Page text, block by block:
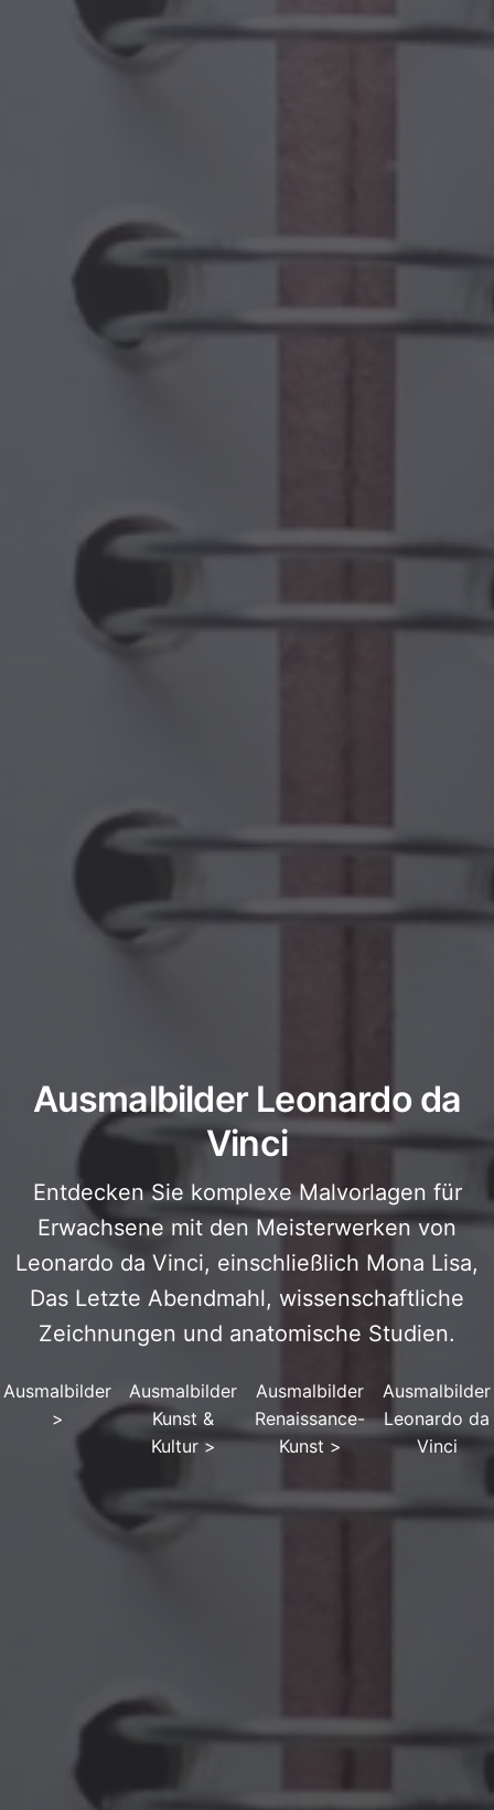
Ausmalbilder Leonardo da
Vinci
Entdecken Sie komplexe Malvorlagen für
Erwachsene mit den Meisterwerken von
Leonardo da Vinci, einschließlich Mona Lisa,
Das Letzte Abendmahl, wissenschaftliche
Zeichnungen und anatomische Studien.
Ausmalbilder
>
Ausmalbilder
Kunst &
Kultur >
Ausmalbilder
Renaissance-
Kunst >
Ausmalbilder
Leonardo da
Vinci